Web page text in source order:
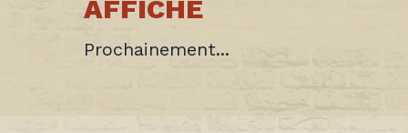
AFFICHE
Prochainement...